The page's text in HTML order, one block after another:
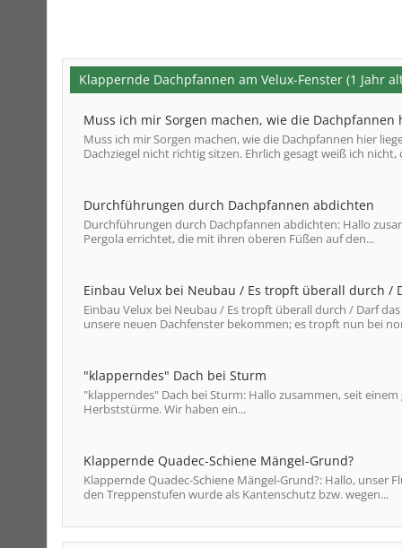
Klappernde Dachpfannen am Velux-Fenster (1 Jahr
Muss ich mir Sorgen machen, wie die Dachpfannen
Muss ich mir Sorgen machen, wie die Dachpfannen hier
Dachziegel nicht richtig sitzen. Ehrlich gesagt weiß ich nicht,
Durchführungen durch Dachpfannen abdichten
Durchführungen durch Dachpfannen abdichten: Hallo
Pergola errichtet, die mit ihren oberen Füßen auf den...
Einbau Velux bei Neubau / Es tropft überall durch /
Einbau Velux bei Neubau / Es tropft überall durch / Darf
unsere neuen Dachfenster bekommen; es tropft nun bei
"klapperndes" Dach bei Sturm
"klapperndes" Dach bei Sturm: Hallo zusammen, seit
Herbststürme. Wir haben ein...
Klappernde Quadec-Schiene Mängel-Grund?
Klappernde Quadec-Schiene Mängel-Grund?: Hallo,
den Treppenstufen wurde als Kantenschutz bzw. wegen...